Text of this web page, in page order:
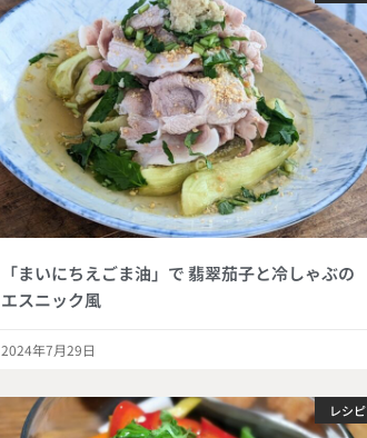
「まいにちえごま油」で 翡翠茄子と冷しゃぶの
エスニック風
2024年7月29日
レシピ